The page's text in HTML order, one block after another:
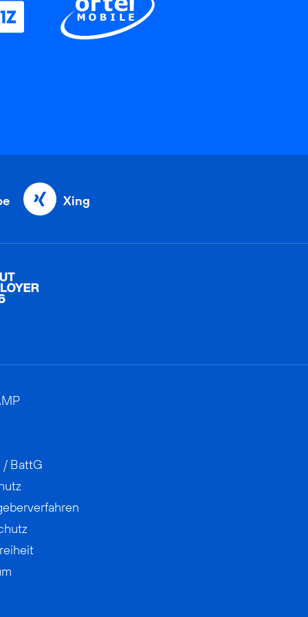
Xing
/ BattG